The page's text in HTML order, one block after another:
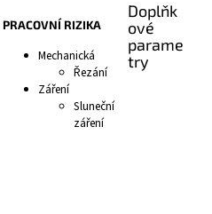
PRACOVNÍ RIZIKA
Mechanická
Řezání
Záření
Sluneční
záření
Doplňk
ové
parame
try